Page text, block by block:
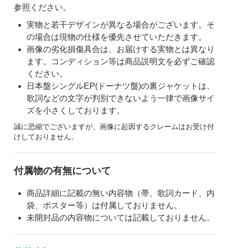
参照ください。
実物と若干デザインが異なる場合がございます。そ
の場合は現物の仕様を優先させていただきます。
画像の劣化損傷具合は、お届けする実物とは異なり
ます。コンディション等は商品説明文を必ずご確認
ください。
日本盤シングルEP(ドーナツ盤)の裏ジャケットは、
歌詞などの文字が判別できないよう一律で画像サイ
ズを小さくしております。
誠に恐縮でございますが、画像に起因するクレームはお受け付
けしておりません。
付属物の有無について
商品詳細に記載の無い内容物（帯、歌詞カード、内
袋、ポスター等）は付属しておりません。
未開封品の内容物については記載しておりません。